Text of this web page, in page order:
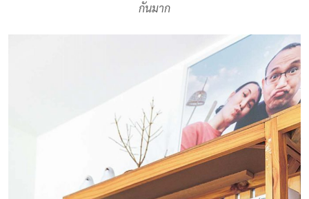
กันมาก